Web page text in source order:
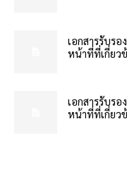
เอกสารรับรอ
หน้าที่ที่เกี่ยว
เอกสารรับรอ
หน้าที่ที่เกี่ยว